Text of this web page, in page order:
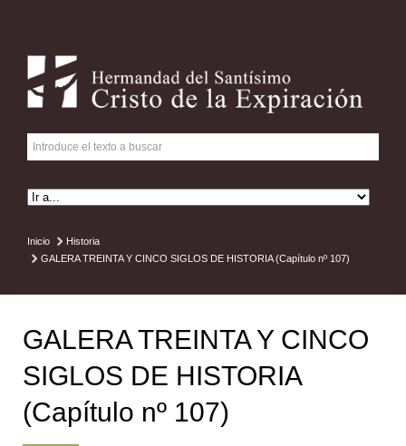
Inicio
Historia
GALERA TREINTA Y CINCO SIGLOS DE HISTORIA (Capítulo nº 107)
GALERA TREINTA Y CINCO
SIGLOS DE HISTORIA
(Capítulo nº 107)